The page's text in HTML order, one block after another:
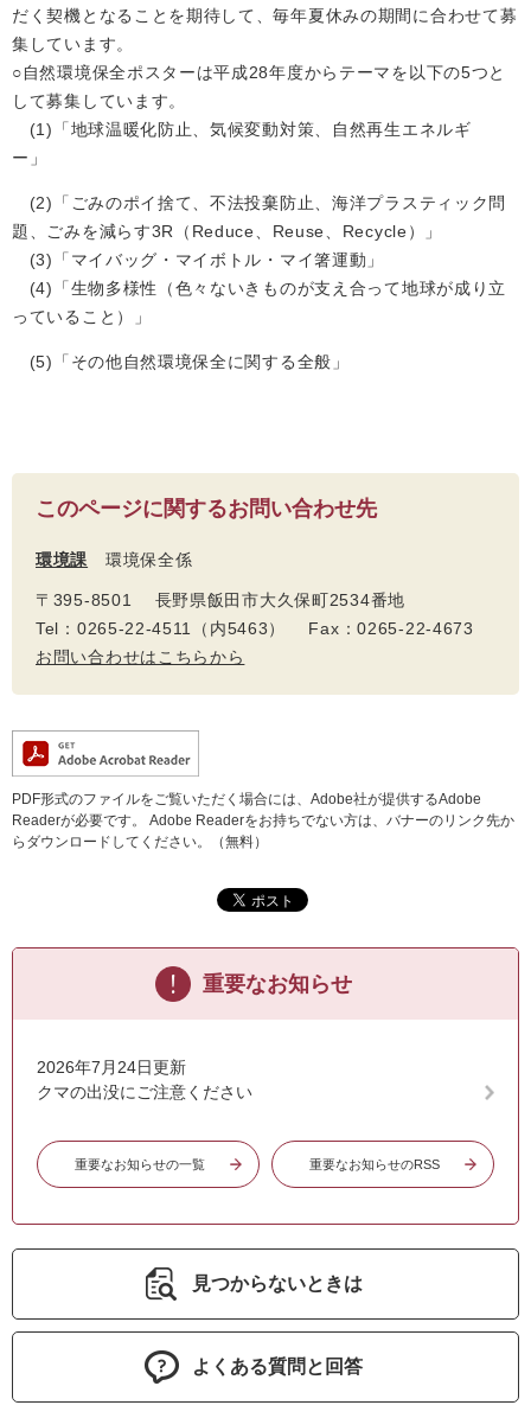
だく契機となることを期待して、毎年夏休みの期間に合わせて募
集しています。
○自然環境保全ポスターは平成28年度からテーマを以下の5つと
して募集しています。
(1)「地球温暖化防止、気候変動対策、自然再生エネルギ
ー」
(2)「ごみのポイ捨て、不法投棄防止、海洋プラスティック問
題、ごみを減らす3R（Reduce、Reuse、Recycle）」
(3)「マイバッグ・マイボトル・マイ箸運動」
(4)「生物多様性（色々ないきものが支え合って地球が成り立
っていること）」
(5)「その他自然環境保全に関する全般」
このページに関するお問い合わせ先
環境課 環境保全係
〒395-8501 長野県飯田市大久保町2534番地
Tel：0265-22-4511（内5463） Fax：0265-22-4673
お問い合わせはこちらから
PDF形式のファイルをご覧いただく場合には、Adobe社が提供するAdobe
Readerが必要です。
Adobe Readerをお持ちでない方は、バナーのリンク先か
らダウンロードしてください。（無料）
重要なお知らせ
2026年7月24日更新
クマの出没にご注意ください
重要なお知らせの一覧 重要なお知らせのRSS
見つからないときは
よくある質問と回答